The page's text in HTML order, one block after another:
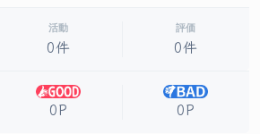
活動
0件
評価
0件
0P 0P